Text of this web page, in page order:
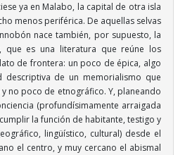
ya en Malabo, la capital de otra isla
menos periférica. De aquellas selvas
nace también, por supuesto, la
que es una literatura que reúne los
de frontera: un poco de épica, algo
descriptiva de un memorialismo que
no poco de etnográfico. Y, planeando
(profundísimamente arraigada
la función de habitante, testigo y
lingüístico, cultural) desde el
el centro, y muy cercano el abismal